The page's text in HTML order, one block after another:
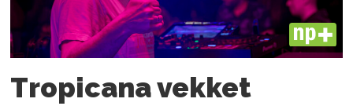
PLUS
Tropicana vekket